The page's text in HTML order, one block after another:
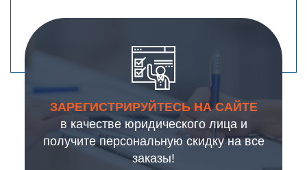
ЗАРЕГИСТРИРУЙТЕСЬ НА САЙТЕ
в качестве юридического лица и
получите персональную скидку на все
заказы!